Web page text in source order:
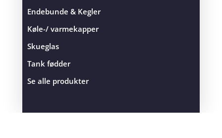
Endebunde & Kegler
Køle-/ varmekapper
Skueglas
Tank fødder
Se alle produkter